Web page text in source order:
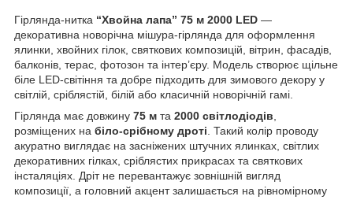
Гірлянда-нитка “Хвойна лапа” 75 м 2000 LED —
декоративна новорічна мішура-гірлянда для оформлення
ялинки, хвойних гілок, святкових композицій, вітрин, фасадів,
балконів, терас, фотозон та інтер’єру. Модель створює щільне
біле LED-світіння та добре підходить для зимового декору у
світлій, сріблястій, білій або класичній новорічній гамі.
Гірлянда має довжину 75 м та 2000 світлодіодів
розміщених на біло-срібному дроті . Такий колір проводу
акуратно виглядає на засніжених штучних ялинках, світлих
декоративних гілках, сріблястих прикрасах та святкових
інсталяціях. Дріт не перевантажує зовнішній вигляд
композиції, а головний акцент залишається на рівномірному